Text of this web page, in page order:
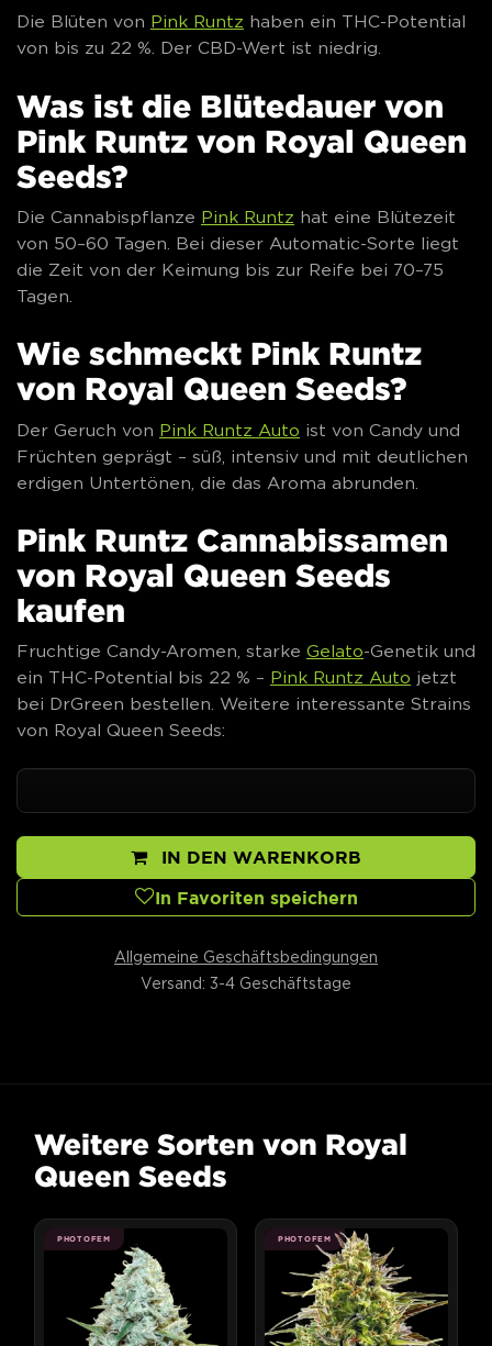
Die Blüten von Pink Runtz haben ein THC-Potential
von bis zu 22 %. Der CBD-Wert ist niedrig.
Was ist die Blütedauer von
Pink Runtz von Royal Queen
Seeds?
Die Cannabispflanze Pink Runtz hat eine Blütezeit
von 50–60 Tagen. Bei dieser Automatic-Sorte liegt
die Zeit von der Keimung bis zur Reife bei 70–75
Tagen.
Wie schmeckt Pink Runtz
von Royal Queen Seeds?
Der Geruch von Pink Runtz Auto ist von Candy und
Früchten geprägt – süß, intensiv und mit deutlichen
erdigen Untertönen, die das Aroma abrunden.
Pink Runtz Cannabissamen
von Royal Queen Seeds
kaufen
Fruchtige Candy-Aromen, starke Gelato-Genetik und
ein THC-Potential bis 22 % – Pink Runtz Auto jetzt
bei DrGreen bestellen. Weitere interessante Strains
von Royal Queen Seeds:
IN DEN WARENKORB
In Favoriten speichern
Allgemeine Geschäftsbedingungen
Versand: 3-4 Geschäftstage
Weitere Sorten von Royal
Queen Seeds
PHOTOFEM PHOTOFEM